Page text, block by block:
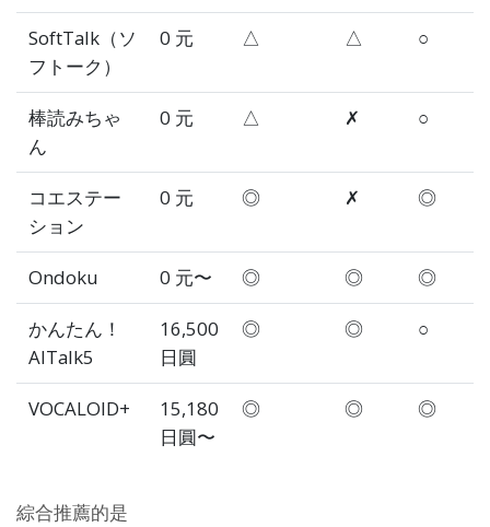
SoftTalk（ソ
フトーク）
0 元 △ △ ○
棒読みちゃ
ん
0 元 △ ✗ ○
コエステー
ション
0 元 ◎ ✗ ◎
Ondoku 0 元〜 ◎ ◎ ◎
かんたん！
AITalk5
16,500
日圓
◎ ◎ ○
VOCALOID+
15,180
日圓〜
◎ ◎ ◎
綜合推薦的是